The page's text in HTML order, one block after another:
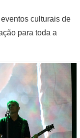
culturais de
para toda a